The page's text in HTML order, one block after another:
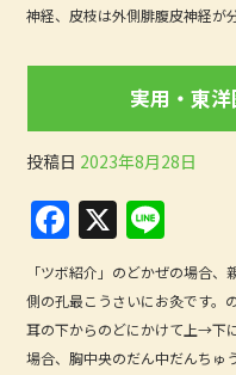
e
b
o
k
神経、皮枝は外側腓腹皮神経が
実用・東
投稿日 2023年8月28日
F
a
c
e
X
n
e
「ツボ紹介」のどかぜの場合
側の孔最こうさいにお灸です。
耳の下からのどにかけて上→下
場合、胸中央のだん中だんちゅ